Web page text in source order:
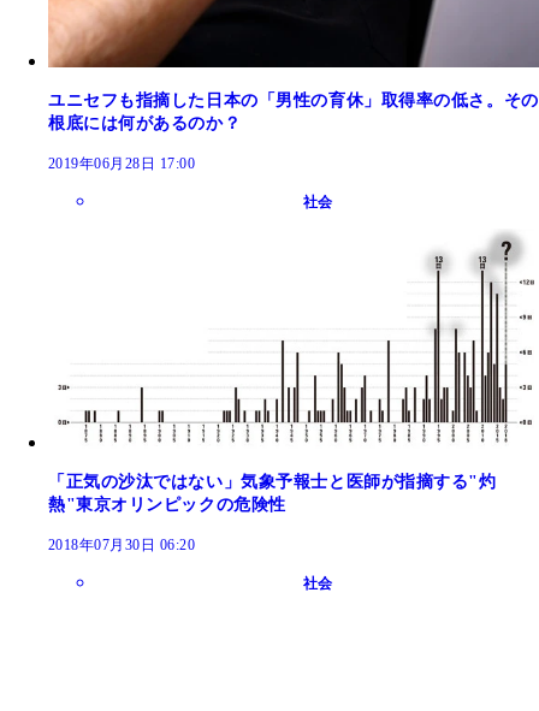
ユニセフも指摘した日本の「男性の育休」取得率の低さ。その
根底には何があるのか？
2019年06月28日 17:00
社会
「正気の沙汰ではない」気象予報士と医師が指摘する"灼
熱"東京オリンピックの危険性
2018年07月30日 06:20
社会